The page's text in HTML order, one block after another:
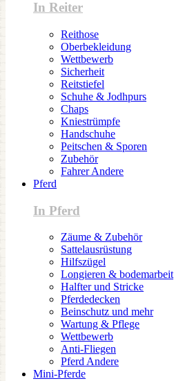
In Reiter
Reithose
Oberbekleidung
Wettbewerb
Sicherheit
Reitstiefel
Schuhe & Jodhpurs
Chaps
Kniestrümpfe
Handschuhe
Peitschen & Sporen
Zubehör
Fahrer Andere
Pferd
In Pferd
Zäume & Zubehör
Sattelausrüstung
Hilfszügel
Longieren & bodemarbeit
Halfter und Stricke
Pferdedecken
Beinschutz und mehr
Wartung & Pflege
Wettbewerb
Anti-Fliegen
Pferd Andere
Mini-Pferde